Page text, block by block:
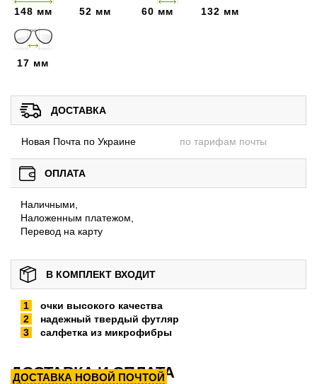
148 мм 52 мм 60 мм 132 мм
17 мм
ДОСТАВКА
Новая Почта по Украине по тарифам почты
ОПЛАТА
Наличными,
Наложенным платежом,
Перевод на карту
В КОМПЛЕКТ ВХОДИТ
очки высокого качества
надежный твердый футляр
салфетка из микрофибры
ДОСТАВКА И ОПЛАТА
ДОСТАВКА НОВОЙ ПОЧТОЙ